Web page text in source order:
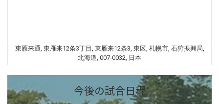
東雁来通, 東雁来12条3丁目, 東雁来12条3, 東区, 札幌市, 石狩振興局,
北海道, 007-0032, 日本
今後の試合日程